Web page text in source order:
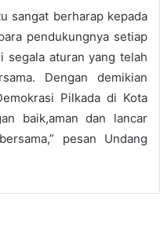
sangat berharap kepada
pendukungnya setiap
segala aturan yang telah
Dengan demikian
Pilkada di Kota
baik,aman dan lancar
pesan Undang